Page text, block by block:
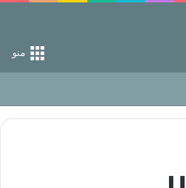
منو
از راه خداست‌!